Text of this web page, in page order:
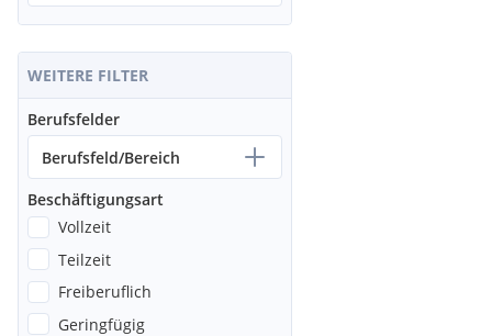
WEITERE FILTER
Berufsfelder
Berufsfeld/Bereich
Beschäftigungsart
Vollzeit
Teilzeit
Freiberuflich
Geringfügig